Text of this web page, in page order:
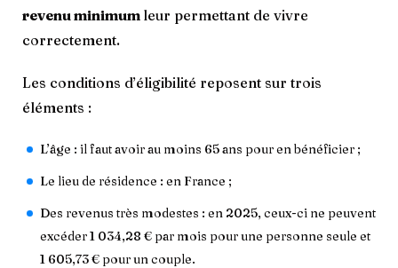
revenu minimum leur permettant de vivre
correctement.
Les conditions d’éligibilité reposent sur trois
éléments :
L’âge : il faut avoir au moins 65 ans pour en bénéficier ;
Le lieu de résidence : en France ;
Des revenus très modestes : en 2025, ceux-ci ne peuvent
excéder 1 034,28 € par mois pour une personne seule et
1 605,73 € pour un couple.